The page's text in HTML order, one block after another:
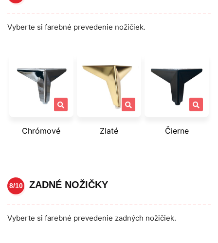
Vyberte si farebné prevedenie nožičiek.
Chrómové Zlaté Čierne
8/10 ZADNÉ NOŽIČKY
Vyberte si farebné prevedenie zadných nožičiek.